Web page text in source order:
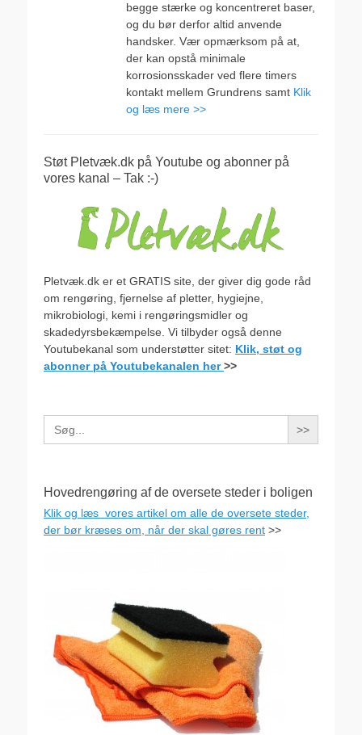
begge stærke og koncentreret baser,
og du bør derfor altid anvende
handsker. Vær opmærksom på at,
der kan opstå minimale
korrosionsskader ved flere timers
kontakt mellem Grundrens samt Klik
og læs mere >>
Støt Pletvæk.dk på Youtube og abonner på
vores kanal – Tak :-)
Pletvæk.dk er et GRATIS site, der giver dig gode råd
om rengøring, fjernelse af pletter, hygiejne,
mikrobiologi, kemi i rengøringsmidler og
skadedyrsbekæmpelse. Vi tilbyder også denne
Youtubekanal som understøtter sitet: Klik, støt og
abonner på Youtubekanalen her>>
Search
for:
Hovedrengøring af de oversete steder i boligen
Klik og læs vores artikel om alle de oversete steder,
der bør kræses om, når der skal gøres rent >>